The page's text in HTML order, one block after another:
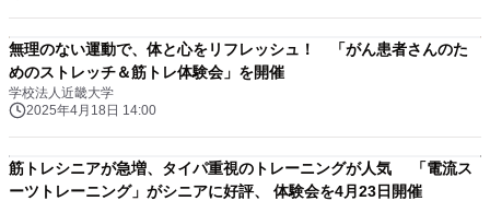
無理のない運動で、体と心をリフレッシュ！ 「がん患者さんのた
めのストレッチ＆筋トレ体験会」を開催
学校法人近畿大学
2025年4月18日 14:00
筋トレシニアが急増、タイパ重視のトレーニングが人気 「電流ス
ーツトレーニング」がシニアに好評、 体験会を4月23日開催